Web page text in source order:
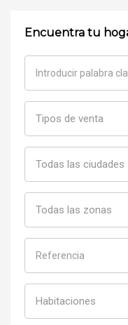
Encuentra tu
Tipos de venta
Todas las ciudades
Todas las zonas
Habitaciones